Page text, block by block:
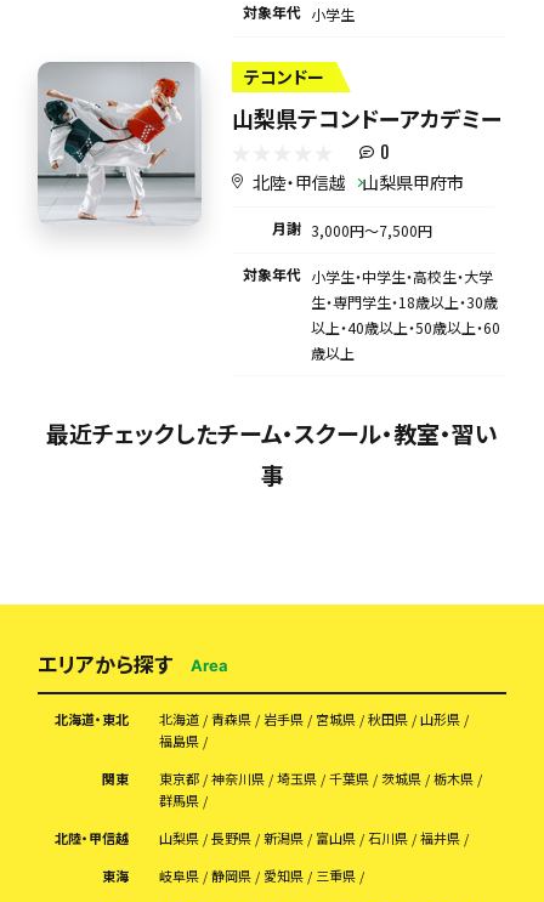
対象年代 小学生
テコンドー
山梨県テコンドーアカデミー
0
北陸・甲信越 山梨県甲府市
月謝 3,000円〜7,500円
対象年代 小学生・中学生・高校生・大学
生・専門学生・18歳以上・30歳
以上・40歳以上・50歳以上・60
歳以上
最近チェックしたチーム・スクール・教室・習い
事
エリアから探す Area
北海道・東北 北海道 青森県 岩手県 宮城県 秋田県
山形県
福島県
関東
東京都 神奈川県 埼玉県 千葉県 茨城県
栃木県
群馬県
北陸・甲信越
山梨県 長野県 新潟県 富山県 石川県
福井県
東海
岐阜県 静岡県 愛知県
三重県